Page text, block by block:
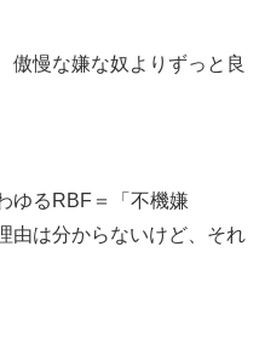
傲慢な嫌な奴よりずっと良
ゆるRBF＝「不機嫌
由は分からないけど、それ